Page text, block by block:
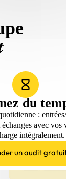
du
:
avec vos
intégralement.
un audit